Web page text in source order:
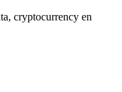
cryptocurrency en